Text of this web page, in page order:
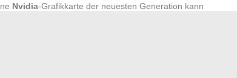
Nvidia-Grafikkarte der neuesten Generation kann